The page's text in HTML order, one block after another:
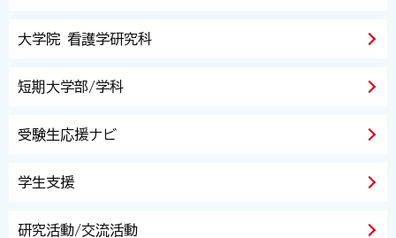
大学院 看護学研究科
短期大学部/学科
受験生応援ナビ
学生支援
研究活動/交流活動